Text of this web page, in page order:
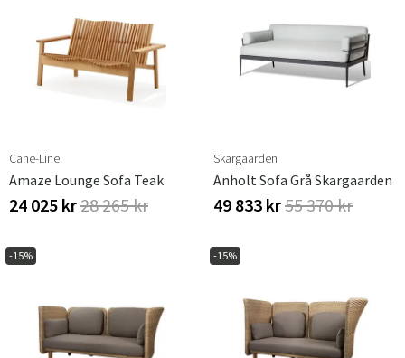
Cane-Line
Amaze Lounge Sofa Teak
24 025 kr28 265 kr
Skargaarden
Anholt Sofa Grå Skargaarden
49 833 kr55 370 kr
-15% -15%